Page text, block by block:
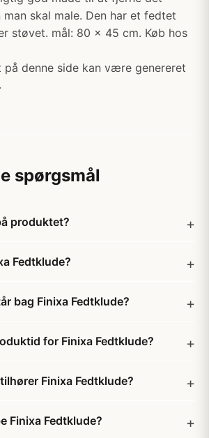
skal male. Den har et fedtet
støvet. mål: 80 x 45 cm. Køb hos
på denne side kan være genereret
spørgsmål
produktet?
Fedtklude?
bag Finixa Fedtklude?
for Finixa Fedtklude?
Finixa Fedtklude?
Finixa Fedtklude?